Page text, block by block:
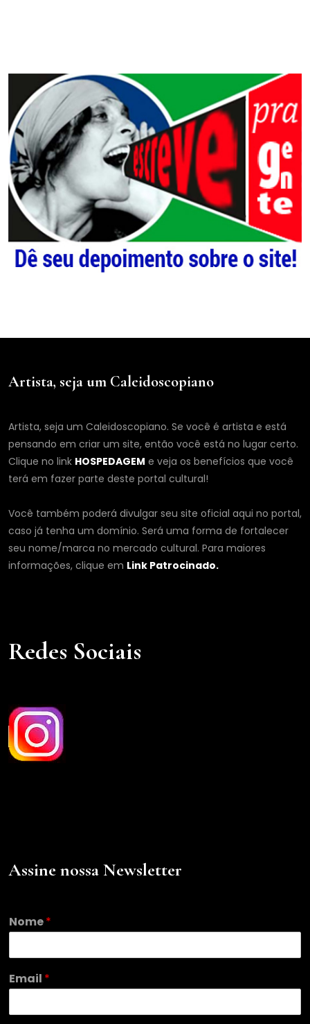
Artista, seja um Caleidoscopiano
Artista, seja um Caleidoscopiano. Se você é artista e está
pensando em criar um site, então você está no lugar certo.
Clique no link HOSPEDAGEM e veja os benefícios que você
terá em fazer parte deste portal cultural!
Você também poderá divulgar seu site oficial aqui no portal,
caso já tenha um domínio. Será uma forma de fortalecer
seu nome/marca no mercado cultural. Para maiores
informações, clique em Link Patrocinado.
Redes Sociais
Assine nossa Newsletter
Nome*
*
*
Email *